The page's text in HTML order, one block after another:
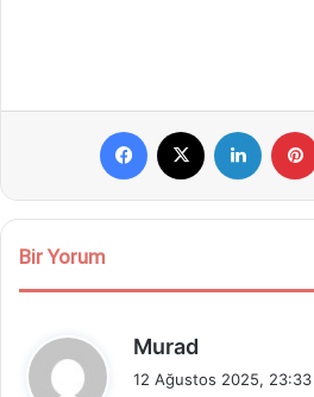
Facebook LinkedIn
Bir Yorum
Murad
12 Ağustos 2025, 23:33